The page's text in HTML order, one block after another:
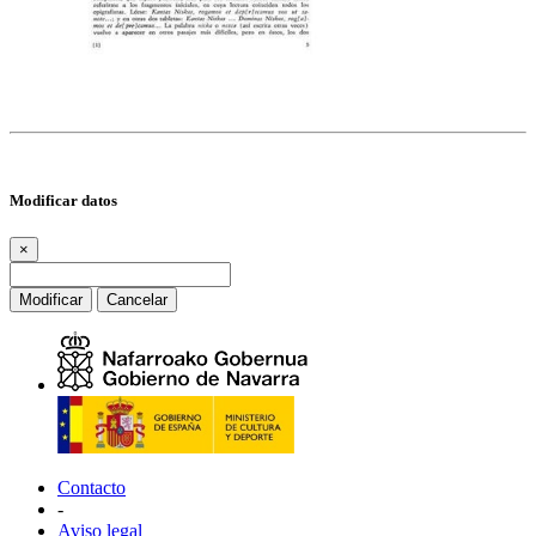
Modificar datos
×
Modificar Cancelar
Contacto
-
Aviso legal